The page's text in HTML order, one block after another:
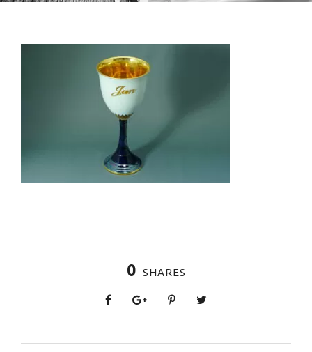
0 SHARES